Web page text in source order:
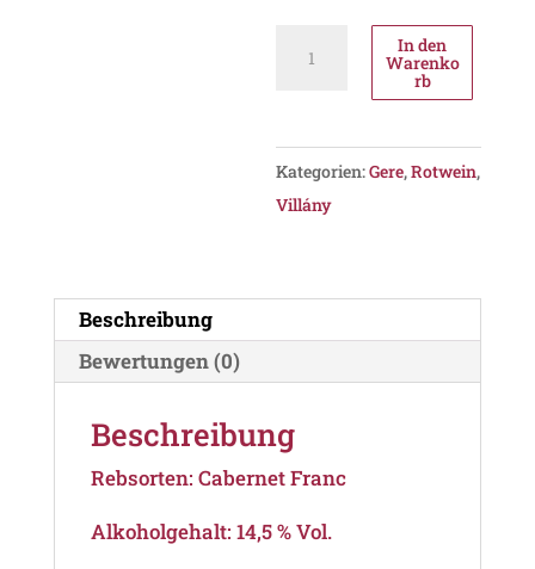
Gere
Franc
"Csillagvölgy"
2023,
Menge
In den
Warenko
rb
Kategorien:Gere,Rotwein,
Villány
Beschreibung
Bewertungen (0)
Beschreibung
Rebsorten: Cabernet Franc
Alkoholgehalt: 14,5 % Vol.